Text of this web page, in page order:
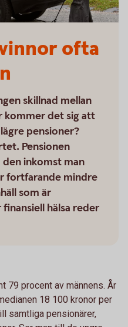
ofta
skillnad mellan
kommer det sig att
pensioner?
Pensionen
den inkomst man
fortfarande mindre
som är
hälsa reder
79 procent av männens. År
18 100 kronor per
samtliga pensionärer,